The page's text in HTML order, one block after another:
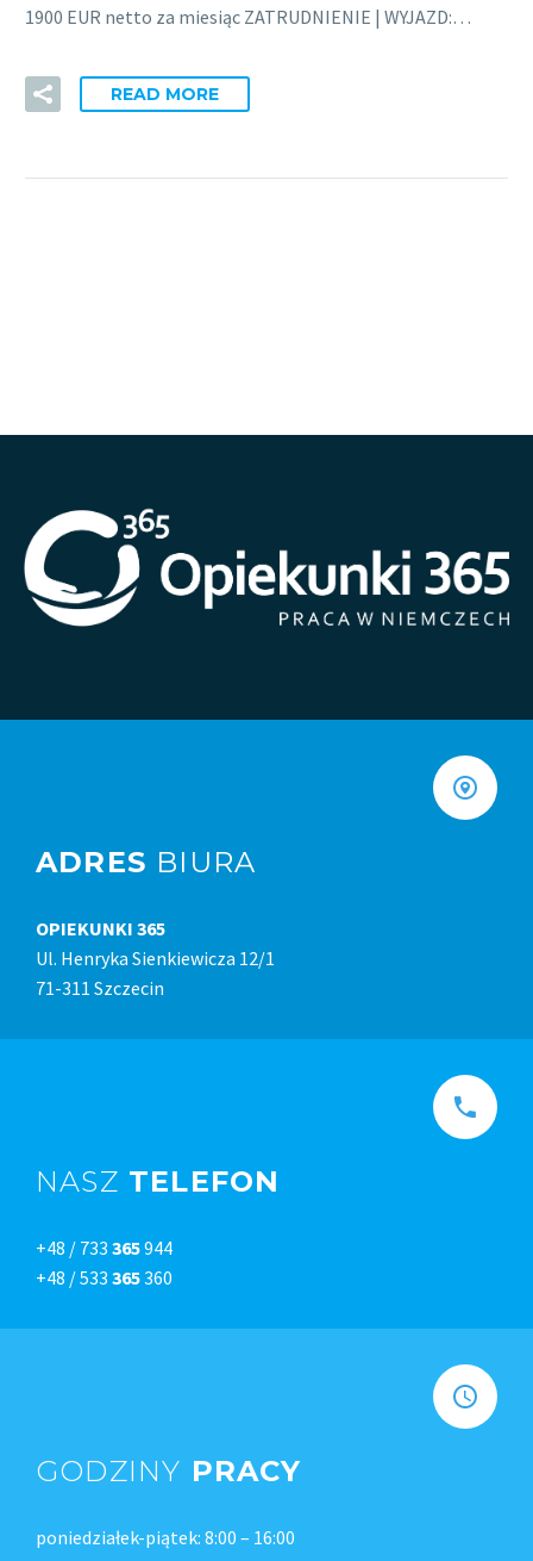
1900 EUR netto za miesiąc ZATRUDNIENIE | WYJAZD:…
READ MORE
ADRES BIURA
OPIEKUNKI 365
Ul. Henryka Sienkiewicza 12/1
71-311 Szczecin
NASZ TELEFON
+48 / 733 365944
+48 / 533 365360
GODZINY PRACY
poniedziałek-piątek: 8:00 – 16:00